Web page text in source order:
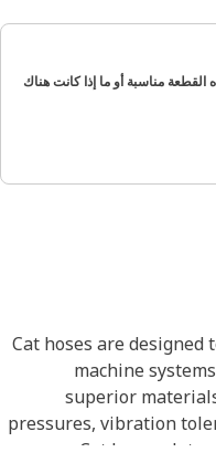
مناسبة أو ما إذا كانت هناك
Cat hoses are
machine
superior
pressures, vibration
Cat heavy-